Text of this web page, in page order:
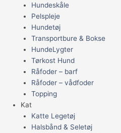
Hundeskåle
Pelspleje
Hundetøj
Transportbure & Bokse
HundeLygter
Tørkost Hund
Råfoder – barf
Råfoder – vådfoder
Topping
Kat
Katte Legetøj
Halsbånd & Seletøj